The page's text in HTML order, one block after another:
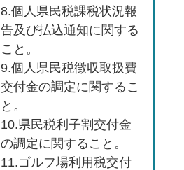
8.個人県民税課税状況報
告及び払込通知に関する
こと。
9.個人県民税徴収取扱費
交付金の調定に関するこ
と。
10.県民税利子割交付金
の調定に関すること。
11.ゴルフ場利用税交付